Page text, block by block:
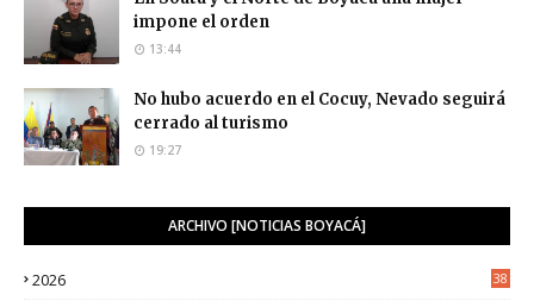
impone el orden
13:44
No hubo acuerdo en el Cocuy, Nevado seguirá
cerrado al turismo
19:27
ARCHIVO [NOTICIAS BOYACÁ]
2026 38